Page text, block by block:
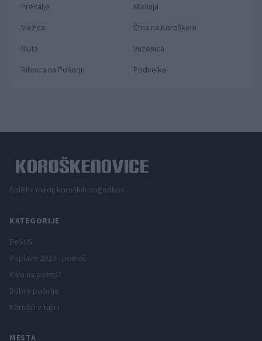
Prevalje
Mislinja
Mežica
Črna na Koroškem
Muta
Vuzenica
Ribnica na Pohorju
Podvelka
Spletni medij koroških dogodkov.
KATEGORIJE
DeSUS
Poplave 2023 - pomoč
Kam na potep?
Dobro počutje
Korošci v tujini
MESTA